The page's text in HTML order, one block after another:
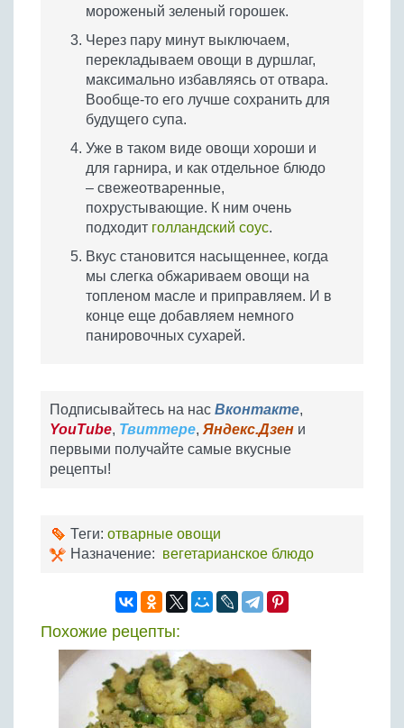
мороженый зеленый горошек.
Через пару минут выключаем,
перекладываем овощи в дуршлаг,
максимально избавляясь от отвара.
Вообще-то его лучше сохранить для
будущего супа.
Уже в таком виде овощи хороши и
для гарнира, и как отдельное блюдо
– свежеотваренные,
похрустывающие. К ним очень
подходит голландский соус.
Вкус становится насыщеннее, когда
мы слегка обжариваем овощи на
топленом масле и приправляем. И в
конце еще добавляем немного
панировочных сухарей.
Подписывайтесь на нас Вконтакте,
YouTube, Твиттере, Яндекс.Дзен и
первыми получайте самые вкусные
рецепты!
Теги: отварные овощи
Назначение: вегетарианское блюдо
Похожие рецепты: